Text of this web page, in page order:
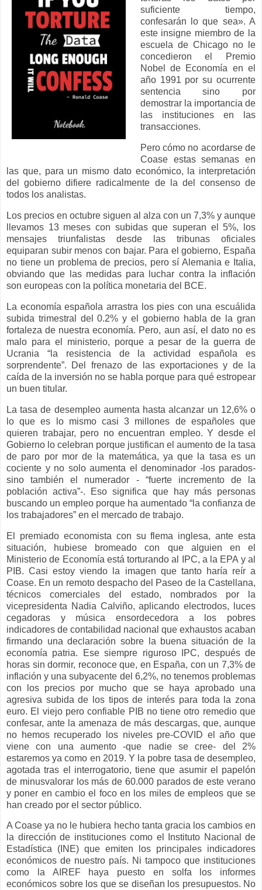
suficiente tiempo,
confesarán lo que sea». A
este insigne miembro de la
escuela de Chicago no le
concedieron el Premio
Nobel de Economía en el
año 1991 por su ocurrente
sentencia sino por
demostrar la importancia de
las instituciones en las
transacciones.
Pero cómo no acordarse de
Coase estas semanas en
las que, para un mismo dato económico, la interpretación
del gobierno difiere radicalmente de la del consenso de
todos los analistas.
Los precios en octubre siguen al alza con un 7,3% y aunque
llevamos 13 meses con subidas que superan el 5%, los
mensajes triunfalistas desde las tribunas oficiales
equiparan subir menos con bajar. Para el gobierno, España
no tiene un problema de precios, pero sí Alemania e Italia,
obviando que las medidas para luchar contra la inflación
son europeas con la política monetaria del BCE.
La economía española arrastra los pies con una escuálida
subida trimestral del 0.2% y el gobierno habla de la gran
fortaleza de nuestra economía. Pero, aun así, el dato no es
malo para el ministerio, porque a pesar de la guerra de
Ucrania “la resistencia de la actividad española es
sorprendente”. Del frenazo de las exportaciones y de la
caída de la inversión no se habla porque para qué estropear
un buen titular.
La tasa de desempleo aumenta hasta alcanzar un 12,6% o
lo que es lo mismo casi 3 millones de españoles que
quieren trabajar, pero no encuentran empleo. Y desde el
Gobierno lo celebran porque justifican el aumento de la tasa
de paro por mor de la matemática, ya que la tasa es un
cociente y no solo aumenta el denominador -los parados-
sino también el numerador - “fuerte incremento de la
población activa”-. Eso significa que hay más personas
buscando un empleo porque ha aumentado “la confianza de
los trabajadores” en el mercado de trabajo.
El premiado economista con su flema inglesa, ante esta
situación, hubiese bromeado con que alguien en el
Ministerio de Economía está torturando al IPC, a la EPA y al
PIB. Casi estoy viendo la imagen que tanto haría reír a
Coase. En un remoto despacho del Paseo de la Castellana,
técnicos comerciales del estado, nombrados por la
vicepresidenta Nadia Calviño, aplicando electrodos, luces
cegadoras y música ensordecedora a los pobres
indicadores de contabilidad nacional que exhaustos acaban
firmando una declaración sobre la buena situación de la
economía patria. Ese siempre riguroso IPC, después de
horas sin dormir, reconoce que, en España, con un 7,3% de
inflación y una subyacente del 6,2%, no tenemos problemas
con los precios por mucho que se haya aprobado una
agresiva subida de los tipos de interés para toda la zona
euro. El viejo pero confiable PIB no tiene otro remedio que
confesar, ante la amenaza de más descargas, que, aunque
no hemos recuperado los niveles pre-COVID el año que
viene con una aumento -que nadie se cree- del 2%
estaremos ya como en 2019. Y la pobre tasa de desempleo,
agotada tras el interrogatorio, tiene que asumir el papelón
de minusvalorar los más de 60.000 parados de este verano
y poner en cambio el foco en los miles de empleos que se
han creado por el sector público.
A Coase ya no le hubiera hecho tanta gracia los cambios en
la dirección de instituciones como el Instituto Nacional de
Estadística (INE) que emiten los principales indicadores
económicos de nuestro país. Ni tampoco que instituciones
como la AIREF haya puesto en solfa los informes
económicos sobre los que se diseñan los presupuestos. No